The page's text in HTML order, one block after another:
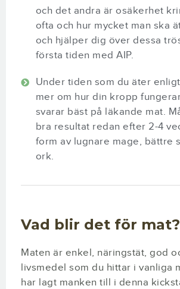
och det andra är osäkerhet
ofta och hur mycket man ska
och hjälper dig över dessa
första tiden med AIP.
Under tiden som du äter
mer om hur din kropp
svarar bäst på läkande mat.
bra resultat redan efter 2-4
form av lugnare mage, bättre
ork.
Vad blir det för mat?
Maten är enkel, näringstät, god
livsmedel som du hittar i vanliga
har lagt manken till i denna